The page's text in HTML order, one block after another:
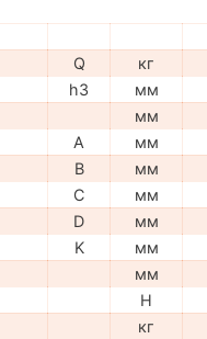
Q кг
h3 мм
мм
A мм
B мм
C мм
D мм
K мм
мм
H
кг